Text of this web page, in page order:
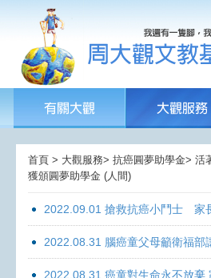
首頁 > 大觀服務> 抗癌圓夢助學金>
獲頒圓夢助學金 (人間)
2022.09.01 搶救抗癌小鬥士 家
2022.08.31 腦癌童父母籲衛福部
2022.08.31 癌童對生命永不放